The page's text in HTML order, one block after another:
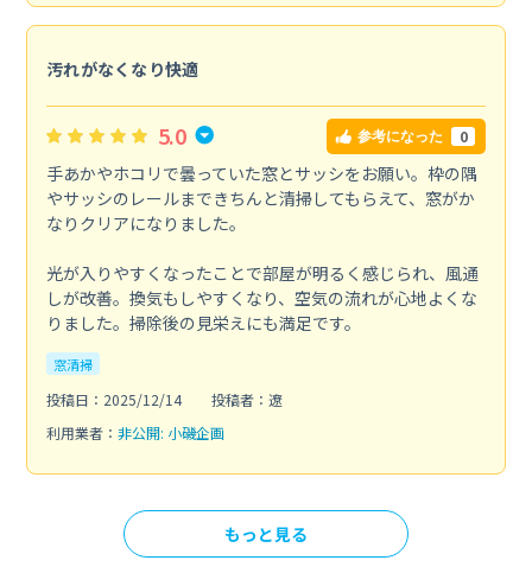
汚れがなくなり快適
5.0 参考になった 0
手あかやホコリで曇っていた窓とサッシをお願い。枠の隅
やサッシのレールまできちんと清掃してもらえて、窓がか
なりクリアになりました。
光が入りやすくなったことで部屋が明るく感じられ、風通
しが改善。換気もしやすくなり、空気の流れが心地よくな
りました。掃除後の見栄えにも満足です。
窓清掃
投稿日：2025/12/14
投稿者：遼
利用業者： 非公開: 小磯企画
もっと見る